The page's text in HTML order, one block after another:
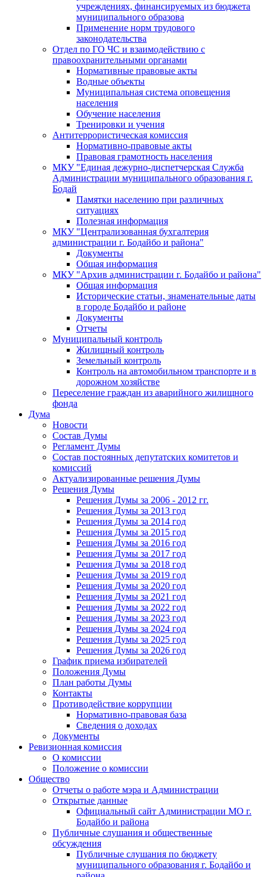
учреждениях, финансируемых из бюджета
муниципального образова
Применение норм трудового
законодательства
Отдел по ГО ЧС и взаимодействию с
правоохранительными органами
Нормативные правовые акты
Водные объекты
Муниципальная система оповещения
населения
Обучение населения
Тренировки и учения
Антитеррористическая комиссия
Нормативно-правовые акты
Правовая грамотность населения
МКУ "Единая дежурно-диспетчерская Служба
Администрации муниципального образования г.
Бодай
Памятки населению при различных
ситуациях
Полезная информация
МКУ "Централизованная бухгалтерия
администрации г. Бодайбо и района"
Документы
Общая информация
МКУ "Архив администрации г. Бодайбо и района"
Общая информация
Исторические статьи, знаменательные даты
в городе Бодайбо и районе
Документы
Отчеты
Муниципальный контроль
Жилищный контроль
Земельный контроль
Контроль на автомобильном транспорте и в
дорожном хозяйстве
Переселение граждан из аварийного жилищного
фонда
Дума
Новости
Состав Думы
Регламент Думы
Состав постоянных депутатских комитетов и
комиссий
Актуализированные решения Думы
Решения Думы
Решения Думы за 2006 - 2012 гг.
Решения Думы за 2013 год
Решения Думы за 2014 год
Решения Думы за 2015 год
Решения Думы за 2016 год
Решения Думы за 2017 год
Решения Думы за 2018 год
Решения Думы за 2019 год
Решения Думы за 2020 год
Решения Думы за 2021 год
Решения Думы за 2022 год
Решения Думы за 2023 год
Решения Думы за 2024 год
Решения Думы за 2025 год
Решения Думы за 2026 год
График приема избирателей
Положения Думы
План работы Думы
Контакты
Противодействие коррупции
Нормативно-правовая база
Сведения о доходах
Документы
Ревизионная комиссия
О комиссии
Положение о комиссии
Общество
Отчеты о работе мэра и Администрации
Открытые данные
Официальный сайт Администрации МО г.
Бодайбо и района
Публичные слушания и общественные
обсуждения
Публичные слушания по бюджету
муниципального образования г. Бодайбо и